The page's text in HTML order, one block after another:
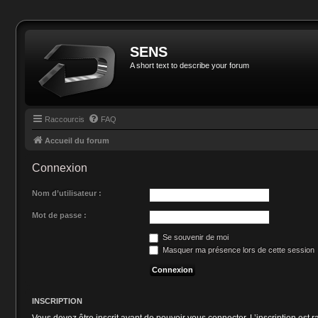
SENS
A short text to describe your forum
Raccourcis FAQ
Accueil du forum
Connexion
Nom d’utilisateur :
Mot de passe :
Se souvenir de moi
Masquer ma présence lors de cette session
INSCRIPTION